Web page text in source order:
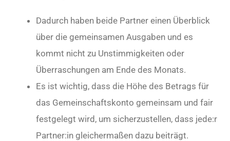
Dadurch haben beide Partner einen Überblick
über die gemeinsamen Ausgaben und es
kommt nicht zu Unstimmigkeiten oder
Überraschungen am Ende des Monats.
Es ist wichtig, dass die Höhe des Betrags für
das Gemeinschaftskonto gemeinsam und fair
festgelegt wird, um sicherzustellen, dass jede:r
Partner:in gleichermaßen dazu beiträgt.